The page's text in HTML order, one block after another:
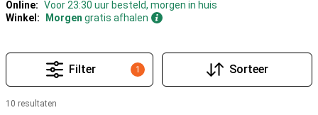
Online: Voor 23:30 uur besteld, morgen in huis
Winkel:
Morgen gratis afhalen
1
Filter Sorteer
10 resultaten